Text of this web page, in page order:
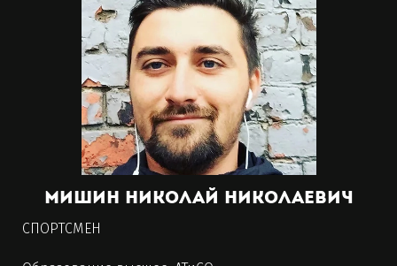
Мишин Николай Николаевич
СПОРТСМЕН